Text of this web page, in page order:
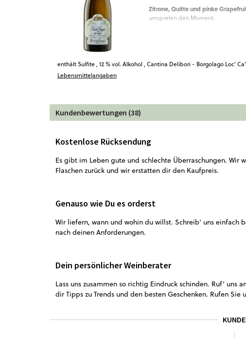
Zitrone, Quitte und pinke
umspielen den Moment.
enthält Sulfite ,12 % vol. Alkohol ,Cantina Delibori - Borgolago Loc'
Lebensmittelangaben
Kundenbewertungen (38)
Kostenlose Rücksendung
Es gibt im Leben gute und schlechte Überraschungen. Wir
Flaschen zurück und wir erstatten dir den Kaufpreis.
Genauso wie Du es orderst
Wir liefern, wann und wohin du willst. Schreib‘ uns
nach deinen Anforderungen.
Dein persönlicher Weinberater
Lass uns zusammen so richtig Eindruck schinden. Ruf‘
dir Tipps zu Trends und den besten Geschenken. Rufen Sie